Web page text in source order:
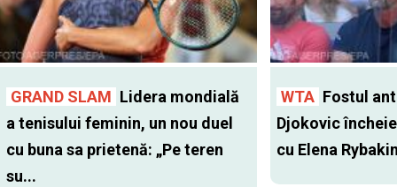
GRAND SLAM Lidera mondială
a tenisului feminin, un nou duel
cu buna sa prietenă: „Pe teren
su...
WTA Fostul
Djokovic
cu Elena